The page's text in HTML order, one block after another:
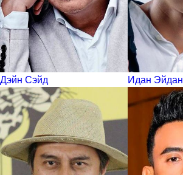
Дэйн Сэйд Идан Эйдан